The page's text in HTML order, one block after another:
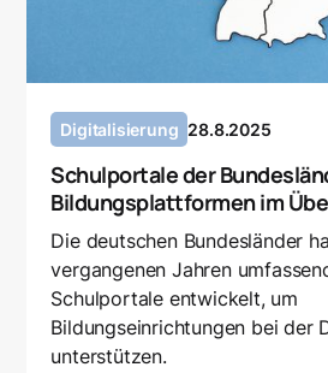
Digitalisierung 28.8.2025
Schulportale der
Bildungsplattformen im
Die deutschen Bundesländer
vergangenen Jahren
Schulportale entwickelt, um
Bildungseinrichtungen bei der
unterstützen.